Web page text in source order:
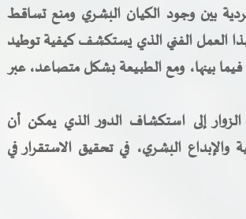
بين وجود الكيان البشري ومنع تساقط
العمل الفني الذي يستكشف كيفية توطيد
فيما بينها، ومع الطبيعة بشكل متصاعد، عبر
إلى استكشاف الدور الذي يمكن أن
والإبداع البشري، في تحقيق الاستقرار في